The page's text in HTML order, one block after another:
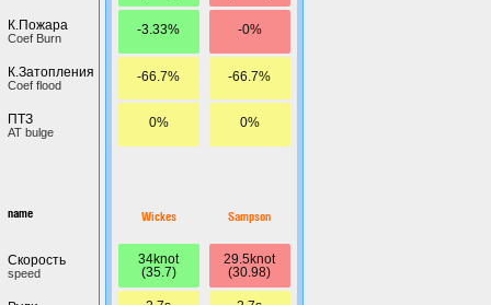
К.Пожара
Coef Burn
К.Затопления
Coef flood
ПТЗ
AT bulge
name
Скорость
speed
-3.33%
-66.7%
0%
Wickes
34knot
(35.7)
-0%
-66.7%
0%
Sampson
29.5knot
(30.98)